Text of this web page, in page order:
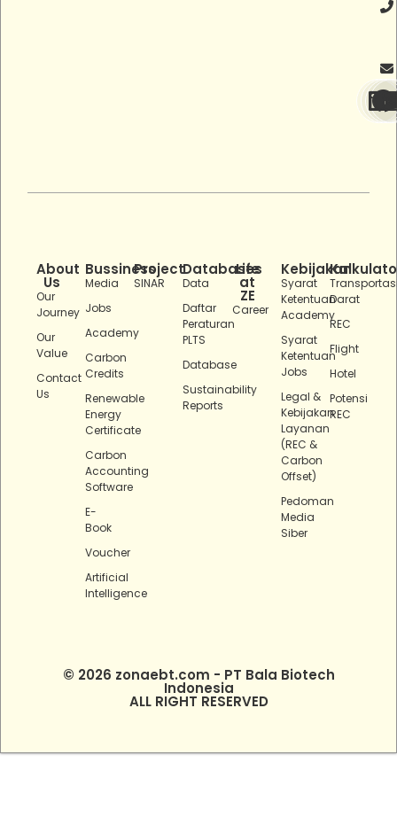
About
Us
Our
Journey
Our
Value
Contact
Us
Bussiness
Media
Jobs
Academy
Carbon
Credits
Renewable
Energy
Certificate
Carbon
Accounting
Software
E-
Book
Voucher
Artificial
Intelligence
Project
SINAR
Databases
Data
Daftar
Peraturan
PLTS
Database
Sustainability
Reports
Life
at
ZE
Career
Kebijakan
Syarat
Ketentuan
Academy
Syarat
Ketentuan
Jobs
Legal &
Kebijakan
Layanan
(REC &
Carbon
Offset)
Pedoman
Media
Siber
Darat
REC
Flight
Hotel
Potensi
REC
© 2026 zonaebt.com - PT Bala Biotech
Indonesia
ALL RIGHT RESERVED